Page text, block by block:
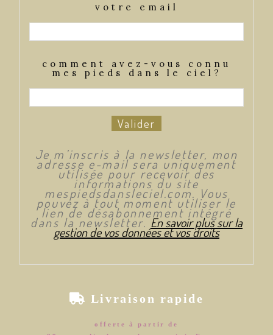
votre email
comment avez-vous connu
mes pieds dans le ciel?
Valider
Je m’inscris à la newsletter, mon
adresse e-mail sera uniquement
utilisée pour recevoir des
informations du site
mespiedsdansleciel.com. Vous
pouvez à tout moment utiliser le
lien de désabonnement intégré
dans la newsletter.En savoir plus sur la
gestion de vos données et vos droits
 Livraison rapide
offerte à partir de